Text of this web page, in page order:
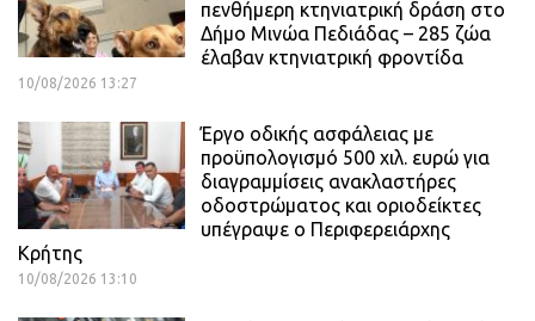
πενθήμερη κτηνιατρική δράση στο
Δήμο Μινώα Πεδιάδας – 285 ζώα
έλαβαν κτηνιατρική φροντίδα
10/08/2026 13:27
Έργο οδικής ασφάλειας με
προϋπολογισμό 500 χιλ. ευρώ για
διαγραμμίσεις ανακλαστήρες
οδοστρώματος και οριοδείκτες
υπέγραψε ο Περιφερειάρχης
Κρήτης
10/08/2026 13:10